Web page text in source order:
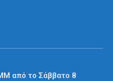
από το Σάββατο 8